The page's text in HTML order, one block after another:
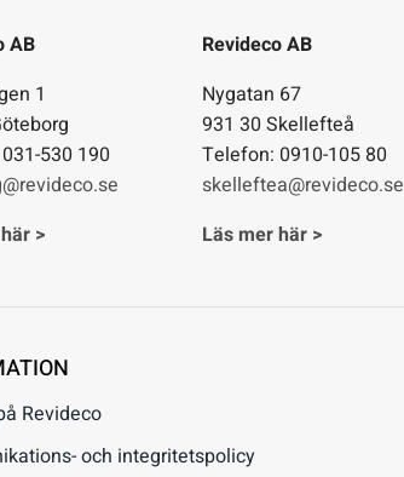
AB
1
530 190
>
Revideco AB
Nygatan 67
931 30 Skellefteå
Telefon: 0910-105 80
skelleftea@revideco.se
Läs mer här >
Revideco
och integritetspolicy